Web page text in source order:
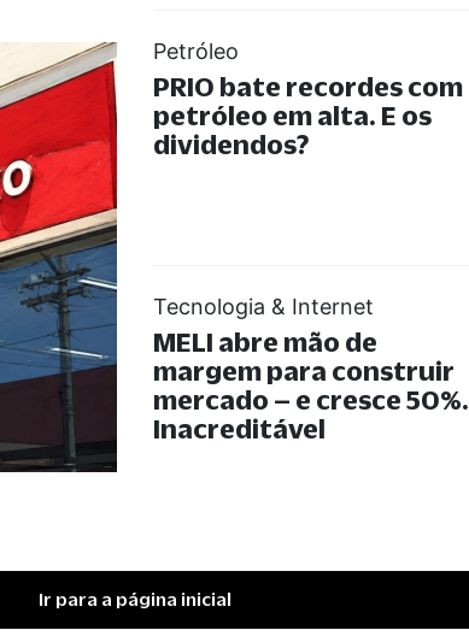
Petróleo
PRIO bate recordes com
petróleo em alta. E os
dividendos?
Tecnologia & Internet
MELI abre mão de
margem para construir
mercado – e cresce 50%.
Inacreditável
Ir para a página inicial